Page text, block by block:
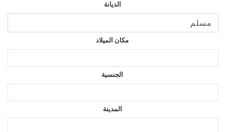
الديانة
مكان الميلاد
الجنسية
المدينة